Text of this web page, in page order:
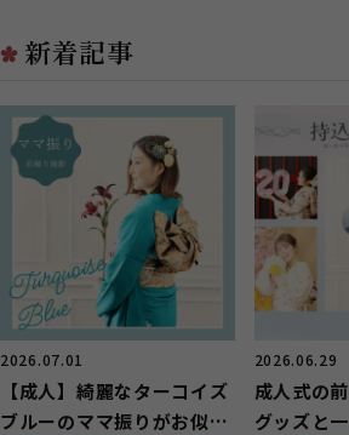
新着記事
2026.07.01
【成人】綺麗なターコイズ
ブルーのママ振りがお似合
2026.06.29
成人式の
グッズと